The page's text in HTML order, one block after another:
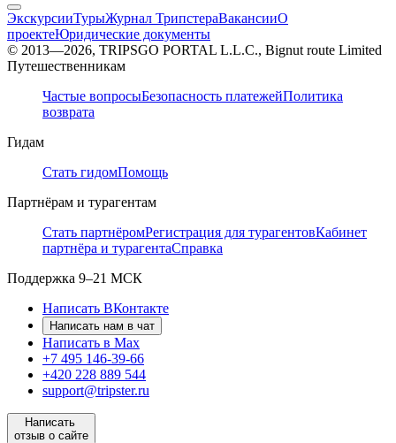
ЭкскурсииТурыЖурнал ТрипстераВакансииО
проектеЮридические документы
© 2013—2026, TRIPSGO PORTAL L.L.C., Bignut route Limited
Путешественникам
Частые вопросыБезопасность платежейПолитика
возврата
Гидам
Стать гидомПомощь
Партнёрам и турагентам
Стать партнёромРегистрация для турагентовКабинет
партнёра и турагентаСправка
Поддержка 9–21 МСК
Написать ВКонтакте
Написать нам в чат
Написать в Max
+7 495 146-39-66
+420 228 889 544
support@tripster.ru
Написать
отзыв о сайте